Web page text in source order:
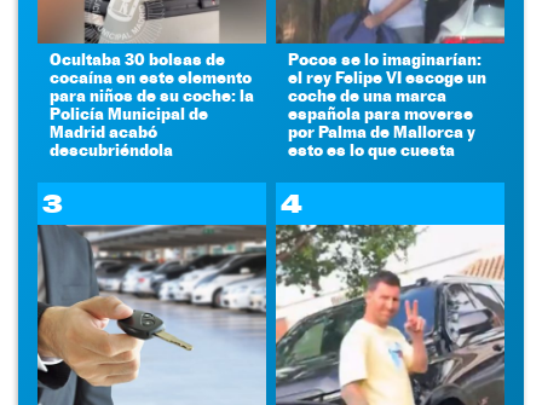
Ocultaba 30 bolsas de
cocaína en este elemento
para niños de su coche: la
Policía Municipal de
Madrid acabó
descubriéndola
Pocos se lo imaginarían:
el rey Felipe VI escoge un
coche de una marca
española para moverse
por Palma de Mallorca y
esto es lo que cuesta
3 4